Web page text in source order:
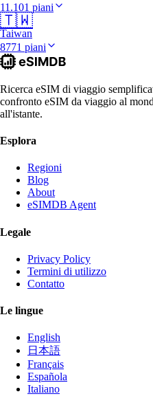
11.101 piani
🇹🇼
Taiwan
8771 piani
Ricerca eSIM di viaggio
confronto eSIM da viaggio al
all'istante.
Esplora
Regioni
Blog
About
eSIMDB Agent
Legale
Privacy Policy
Termini di utilizzo
Contatto
Le lingue
English
日本語
Français
Española
Italiano